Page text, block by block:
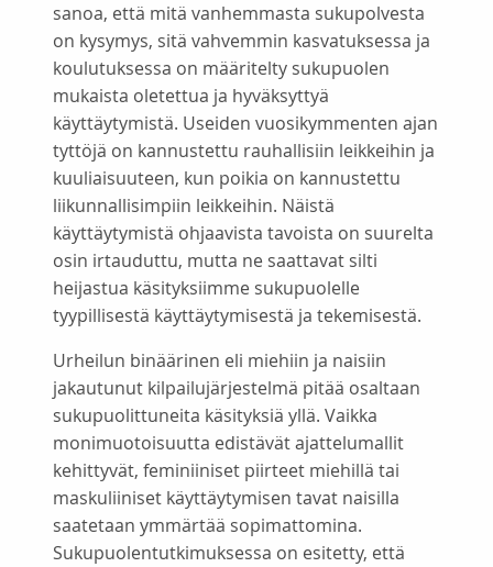
sanoa, että mitä vanhemmasta sukupolvesta
on kysymys, sitä vahvemmin kasvatuksessa ja
koulutuksessa on määritelty sukupuolen
mukaista oletettua ja hyväksyttyä
käyttäytymistä. Useiden vuosikymmenten ajan
tyttöjä on kannustettu rauhallisiin leikkeihin ja
kuuliaisuuteen, kun poikia on kannustettu
liikunnallisimpiin leikkeihin. Näistä
käyttäytymistä ohjaavista tavoista on suurelta
osin irtauduttu, mutta ne saattavat silti
heijastua käsityksiimme sukupuolelle
tyypillisestä käyttäytymisestä ja tekemisestä.
Urheilun binäärinen eli miehiin ja naisiin
jakautunut kilpailujärjestelmä pitää osaltaan
sukupuolittuneita käsityksiä yllä. Vaikka
monimuotoisuutta edistävät ajattelumallit
kehittyvät, feminiiniset piirteet miehillä tai
maskuliiniset käyttäytymisen tavat naisilla
saatetaan ymmärtää sopimattomina.
Sukupuolentutkimuksessa on esitetty, että